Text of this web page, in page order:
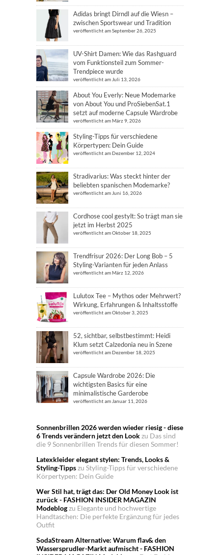
Adidas bringt Dirndl auf die Wiesn –
zwischen Sportswear und Tradition
veröffentlicht am September 26, 2025
UV-Shirt Damen: Wie das Rashguard
vom Funktionsteil zum Sommer-
Trendpiece wurde
veröffentlicht am Juli 13, 2026
About You Everly: Neue Modemarke
von About You und ProSiebenSat.1
setzt auf moderne Capsule Wardrobe
veröffentlicht am März 9, 2026
Styling-Tipps für verschiedene
Körpertypen: Dein Guide
veröffentlicht am Dezember 12, 2024
Stradivarius: Was steckt hinter der
beliebten spanischen Modemarke?
veröffentlicht am Juni 16, 2026
Cordhose cool gestylt: So trägt man sie
jetzt im Herbst 2025
veröffentlicht am Oktober 18, 2025
Trendfrisur 2026: Der Long Bob – 5
Styling-Varianten für jeden Anlass
veröffentlicht am März 12, 2026
Lulutox Tee – Mythos oder Mehrwert?
Wirkung, Erfahrungen & Inhaltsstoffe
veröffentlicht am Oktober 3, 2025
52, sichtbar, selbstbestimmt: Heidi
Klum setzt Calzedonia neu in Szene
veröffentlicht am Dezember 18, 2025
Capsule Wardrobe 2026: Die
wichtigsten Basics für eine
minimalistische Garderobe
veröffentlicht am Januar 11, 2026
Sonnenbrillen 2026 werden wieder riesig - diese
6 Trends verändern jetzt den Lookzu Das sind
die 9 Sonnenbrillen Trends für diesen Sommer!
Latexkleider elegant stylen: Trends, Looks &
Styling-Tippszu Styling-Tipps für verschiedene
Körpertypen: Dein Guide
Wer Stil hat, trägt das: Der Old Money Look ist
zurück - FASHION INSIDER MAGAZIN
Modeblogzu Elegante und hochwertige
Handtaschen: Die perfekte Ergänzung für jedes
Outfit
SodaStream Alternative: Warum flav& den
Wassersprudler-Markt aufmischt - FASHION